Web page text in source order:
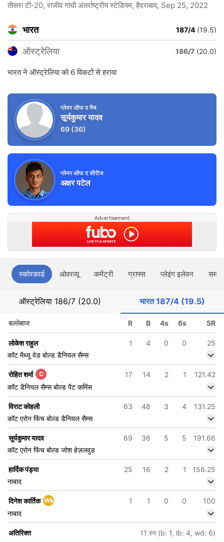
तीसरा टी-20, राजीव गांधी अंतर्राष्ट्रीय स्टेडियम, हैदराबाद, Sep 25, 2022
भारत 187/4 (19.5)
ऑस्ट्रेलिया 186/7 (20.0)
भारत ने ऑस्ट्रेलिया को 6 विकटों से हराया
प्लेयर ऑफ द मैच
सूर्यकुमार यादव
69 (36)
प्लेयर ऑफ द सीरीज
अक्षर पटेल
Advertisement
स्कोरकार्ड ओवरव्यू कमेंट्री ग्राफ्स प्लेइंग इलेवन
ऑस्ट्रेलिया 186/7 (20.0) भारत187/4 (19.5)
बल्लेबाज R B 4s 6s SR
लोकेश राहुल 1 4 0 0
25
कॉट मैथ्यू वेड बोल्ड डैनियल सैम्स
रोहित शर्मा C 17 14 2 1
121.42
कॉट डैनियल सैम्स बोल्ड पैट कमिंस
विराट कोहली 63 48 3 4
131.25
कॉट एरोन फिंच बोल्ड डैनियल सैम्स
सूर्यकुमार यादव 69 36 5 5
191.66
कॉट एरोन फिंच बोल्ड जोश हेज़लवुड
हार्दिक पंड्या 25 16 2 1
156.25
नाबाद
दिनेश कार्तिक Wk 1 1 0 0
100
नाबाद
अतिरिक्त 11 रन (b: 1, lb: 4, wd: 6)